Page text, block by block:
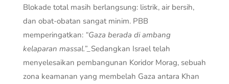
Blokade total masih berlangsung: listrik, air bersih,
dan obat-obatan sangat minim. PBB
memperingatkan: “Gaza berada di ambang
kelaparan massal.”_ Sedangkan Israel telah
menyelesaikan pembangunan Koridor Morag, sebuah
zona keamanan yang membelah Gaza antara Khan